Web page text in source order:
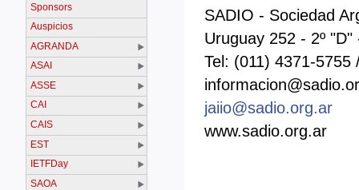
Sponsors
Auspicios
AGRANDA
ASAI
ASSE
CAI
CAIS
EST
IETFDay
SAOA
SADIO - Sociedad
Uruguay 252 - 2º
Tel: (011) 4371-5755
jaiio@sadio.org.ar
www.sadio.org.ar